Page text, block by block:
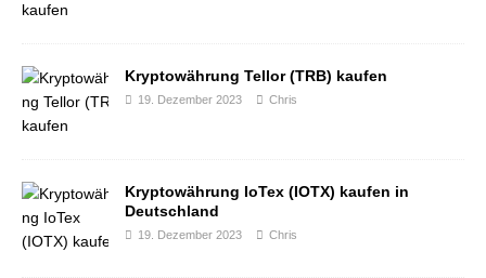
Kryptowährung Tellor (TRB) kaufen
19. Dezember 2023 Chris
Kryptowährung IoTex (IOTX) kaufen in
Deutschland
19. Dezember 2023 Chris